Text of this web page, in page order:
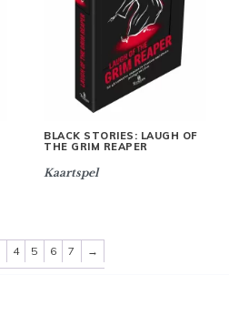
BLACK STORIES: LAUGH OF
THE GRIM REAPER
Kaartspel
4 5 6 7 →